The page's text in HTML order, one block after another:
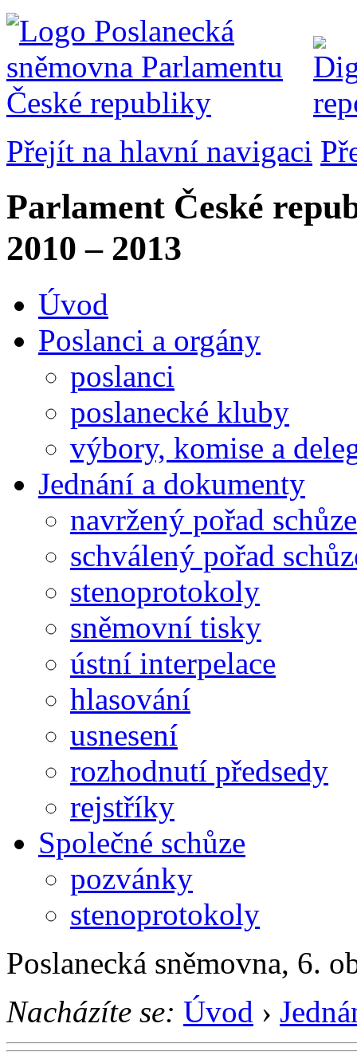
Přejít na hlavní navigaci
Parlament České
2010 – 2013
Úvod
Poslanci a orgány
poslanci
poslanecké kluby
výbory, komise a
Jednání a dokumenty
navržený pořad schůze
schválený pořad
stenoprotokoly
sněmovní tisky
ústní interpelace
hlasování
usnesení
rozhodnutí předsedy
rejstříky
Společné schůze
pozvánky
stenoprotokoly
Poslanecká sněmovna, 6.
Nacházíte se: Úvod ›